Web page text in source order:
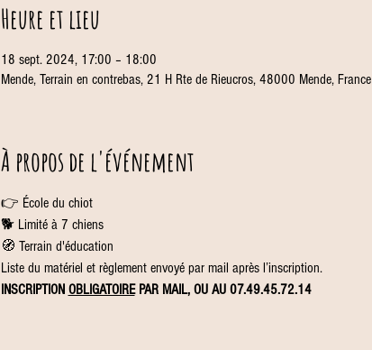
Heure et lieu
18 sept. 2024, 17:00 – 18:00
Mende, Terrain en contrebas, 21 H Rte de Rieucros, 48000 Mende, France
À propos de l'événement
👉 École du chiot
🐕 Limité à 7 chiens
🧭 Terrain d'éducation
Liste du matériel et règlement envoyé par mail après l’inscription.
INSCRIPTION OBLIGATOIRE PAR MAIL, OU AU 07.49.45.72.14